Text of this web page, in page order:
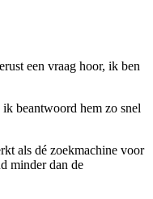
een vraag hoor, ik ben
beantwoord hem zo snel
als dé zoekmachine voor
minder dan de